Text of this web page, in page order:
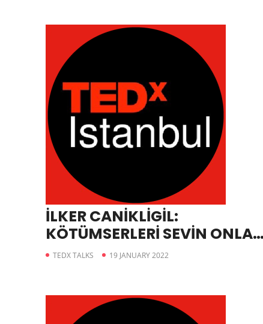
İLKER CANİKLİGİL:
KÖTÜMSERLERİ SEVİN ONLAR
SİZİN GERÇEK
TEDX TALKS 19 JANUARY 2022